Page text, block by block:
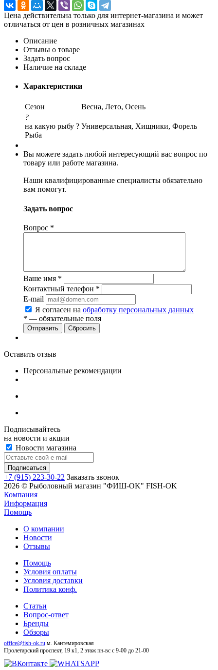
Цена действительна только для интернет-магазина и может
отличаться от цен в розничных магазинах
Описание
Отзывы о товаре
Задать вопрос
Наличие на складе
Характеристики
Сезон
Весна, Лето, Осень
?
на какую рыбу ?
Рыба
Универсальная, Хищники, Форель
Вы можете задать любой интересующий вас вопрос по
товару или работе магазина.
Наши квалифицированные специалисты обязательно
вам помогут.
Задать вопрос
Вопрос *
Ваше имя *
Контактный телефон *
E-mail
Я согласен на обработку персональных данных
* — обязательные поля
Сбросить
Оставить отзыв
Персональные рекомендации
Подписывайтесь
на новости и акции
Новости магазина
+7 (915) 223-30-22 Заказать звонок
2026 © Рыболовный магазин "ФИШ-OK" FISH-OK
Компания
Информация
Помощь
О компании
Новости
Отзывы
Помощь
Условия оплаты
Условия доставки
Политика конф.
Статьи
Вопрос-ответ
Бренды
Обзоры
office@fish-ok.ru м. Кантемировская
Пролетарский проспект, 19 к1, 2 этаж пн-вс с 9-00 до 21-00